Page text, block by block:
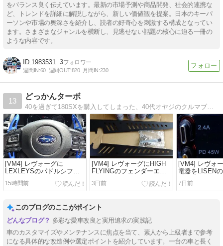
をバランス良く伝えています。最新の市場予測や商品開発、社会的連携な
ど、トレンドを詳細に解説しながら、新しい価値観を提案。日本のキーパ
ーソンや市場の奥深さを紹介し、読者の好奇心を刺激する構成となってい
ます。さまざまなジャンルを横断し、見逃せない話題の核心に迫る一冊の
ような内容です。
1983531 3
週間IN:60 週間OUT:820 月間IN:230
13
どっかんターボ
40を過ぎて180SXを購入してしまった、40代オヤジのクルマブログです。
[VM4] レヴォーグに
LEXLEYSのパドルシフト
カバーを取り付けてみた！
15時間前
[VM4] レヴォーグにHIGH
FLYINGのフェンダーエア
アウトレットダクトを取り
付けてみた！
3日前
[VM4] レヴォ
電器をLISEN
替えてみた！
7日前
このブログのここがポイント
多彩な愛車改良と実用追求の実践記
車のカスタマイズやメンテナンスに焦点を当て、素人から上級者まで参考
になる具体的な改造例や選定ポイントを紹介しています。一台の車と長く